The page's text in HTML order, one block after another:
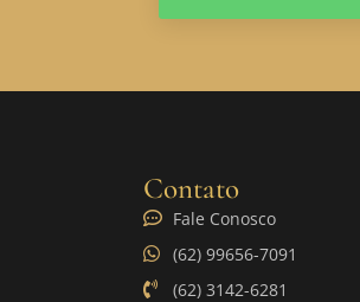
Contato
Fale Conosco
(62) 99656-7091
(62) 3142-6281